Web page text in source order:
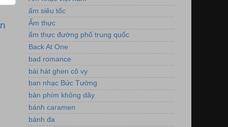
ấm siêu tốc
Ẩm thực
ẩm thực đường phố trung quốc
Back At One
bad romance
bài hát ghen cô vy
ban nhạc Bức Tường
bàn phím không dây
bánh caramen
bánh đa